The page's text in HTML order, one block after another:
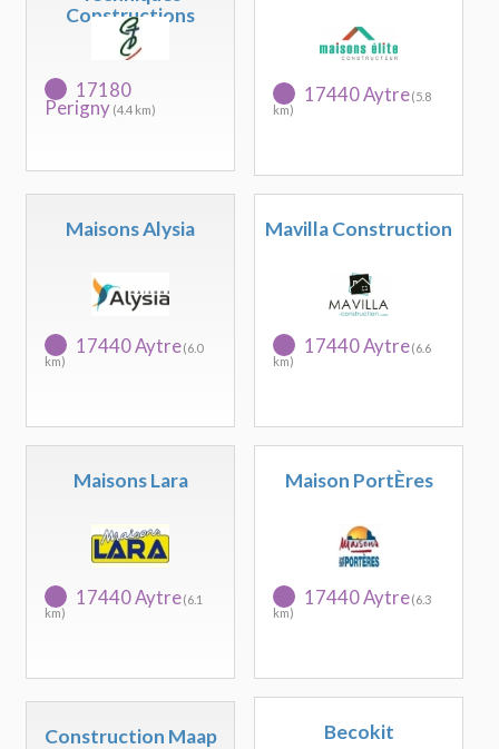
Constructions
17180
Perigny (4.4 km)
17440 Aytre(5.8
km)
Maisons Alysia
17440 Aytre(6.0
km)
Mavilla Construction
17440 Aytre(6.6
km)
Maisons Lara
17440 Aytre(6.1
km)
Maison PortÈres
17440 Aytre(6.3
km)
Construction Maap Becokit